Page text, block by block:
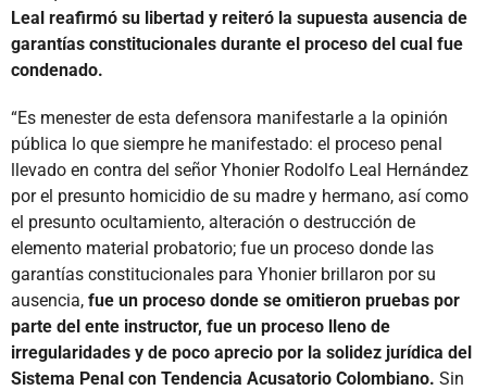
Leal reafirmó su libertad y reiteró la supuesta ausencia de
garantías constitucionales durante el proceso del cual fue
condenado.
“Es menester de esta defensora manifestarle a la opinión
pública lo que siempre he manifestado: el proceso penal
llevado en contra del señor Yhonier Rodolfo Leal Hernández
por el presunto homicidio de su madre y hermano, así como
el presunto ocultamiento, alteración o destrucción de
elemento material probatorio; fue un proceso donde las
garantías constitucionales para Yhonier brillaron por su
ausencia, fue un proceso donde se omitieron pruebas por
parte del ente instructor, fue un proceso lleno de
irregularidades y de poco aprecio por la solidez jurídica del
Sistema Penal con Tendencia Acusatorio Colombiano. Sin